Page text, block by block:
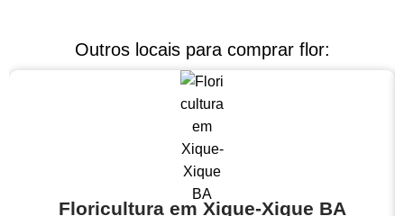
Outros locais para comprar flor:
Floricultura em Xique-Xique BA